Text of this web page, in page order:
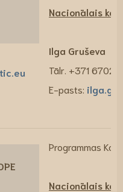
Nacionālais
Ilga Gruševa
Tālr. +371
E-pasts:
Programmas
Nacionālais